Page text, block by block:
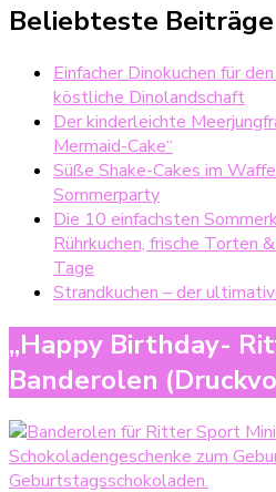
Beliebteste Beiträge
Einfacher Dinokuchen für
köstliche Dinolandschaft
Der kinderleichte
Mermaid-Cake“
Süße Shake-Cakes im
Sommerparty
Die 10 einfachsten
Rührkuchen, frische Torten
Tage
Strandkuchen – der
„Happy Birthday-
Banderolen